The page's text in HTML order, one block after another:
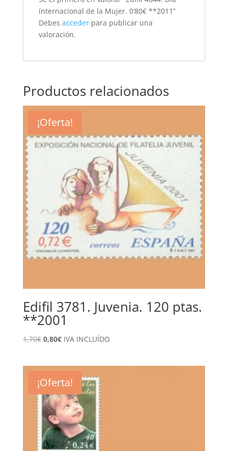
ínternacional de la Mujer. 0’80€ **2011”
Debes accederpara publicar una
valoración.
Productos relacionados
¡Oferta!
Edifil 3781. Juvenia. 120 ptas.
**2001
1,70€ El
1,70€.
0,80€El
0,80€.
IVA INCLUÍDO
¡Oferta!